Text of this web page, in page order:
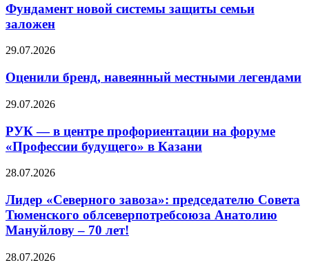
Фундамент новой системы защиты семьи
заложен
29.07.2026
Оценили бренд, навеянный местными легендами
29.07.2026
РУК — в центре профориентации на форуме
«Профессии будущего» в Казани
28.07.2026
Лидер «Северного завоза»: председателю Совета
Тюменского облсеверпотребсоюза Анатолию
Мануйлову – 70 лет!
28.07.2026